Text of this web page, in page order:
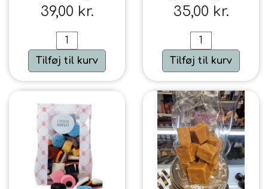
39,00 kr.
Tilføj til kurv
35,00 kr.
Tilføj til kurv